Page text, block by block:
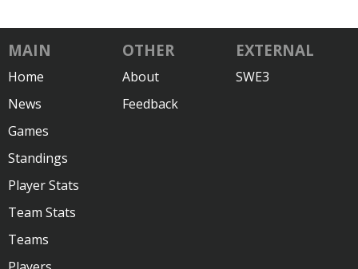
MAIN
Home
News
Games
Standings
Player Stats
Team Stats
Teams
OTHER
About
Feedback
EXTERNAL
SWE3